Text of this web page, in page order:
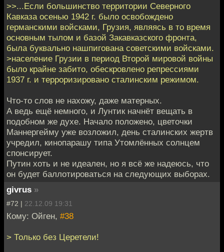
>>...Если большинство территории Северного
Кавказа осенью 1942 г. было освобождено
германскими войсками, Грузия, являясь в то время
основным тылом и базой Закавказского фронта,
была буквально нашпигована советскими войсками.
>население Грузии в период Второй мировой войны
было крайне забито, обескровлено репрессиями
1937 г. и терроризировано сталинским режимом.
Что-то слов не нахожу, даже матерных.
А ведь ещё немного, и Лунтик начнёт вещать в
подобном же духе. Начало положено, цветочки
Маннергейму уже возложил, день сталинских жертв
учредил, кинопарашу типа Утомлённых солнцем
спонсирует.
Путин хоть и не идеален, но я всё же надеюсь, что
он будет баллотироваться на следующих выборах.
givrus »
#72 | 22.12.09 19:31
Кому: Ойген, #38
> Только без Церетели!